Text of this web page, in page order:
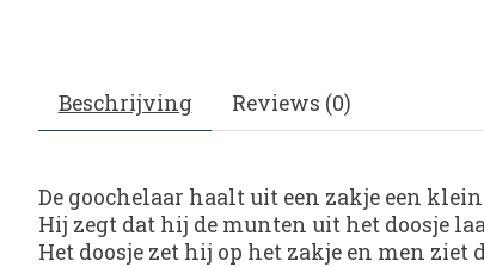
Beschrijving Reviews (0)
De goochelaar haalt uit een zakje een
Hij zegt dat hij de munten uit het doosje
Het doosje zet hij op het zakje en men